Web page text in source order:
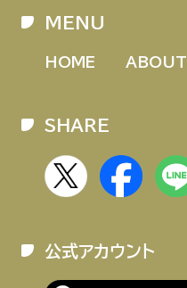
MENU
HOME ABOUT
SHARE
公式アカウント